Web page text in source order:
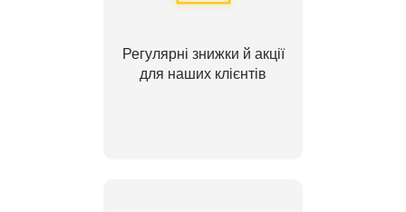
Регулярні знижки й акції
для наших клієнтів